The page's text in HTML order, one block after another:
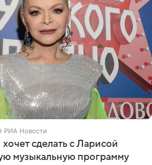
РИА Новости
сделать с Ларисой
музыкальную программу